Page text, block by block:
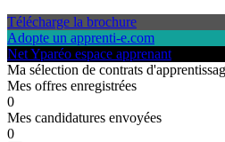
Télécharge la brochure
Adopte un apprenti-e.com
Net Yparéo espace apprenant
Ma sélection de contrats
Mes offres enregistrées
0
Mes candidatures envoyées
0